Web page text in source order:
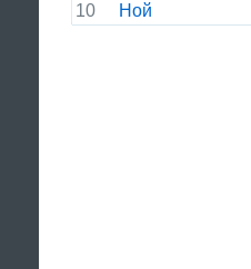
10
Ной